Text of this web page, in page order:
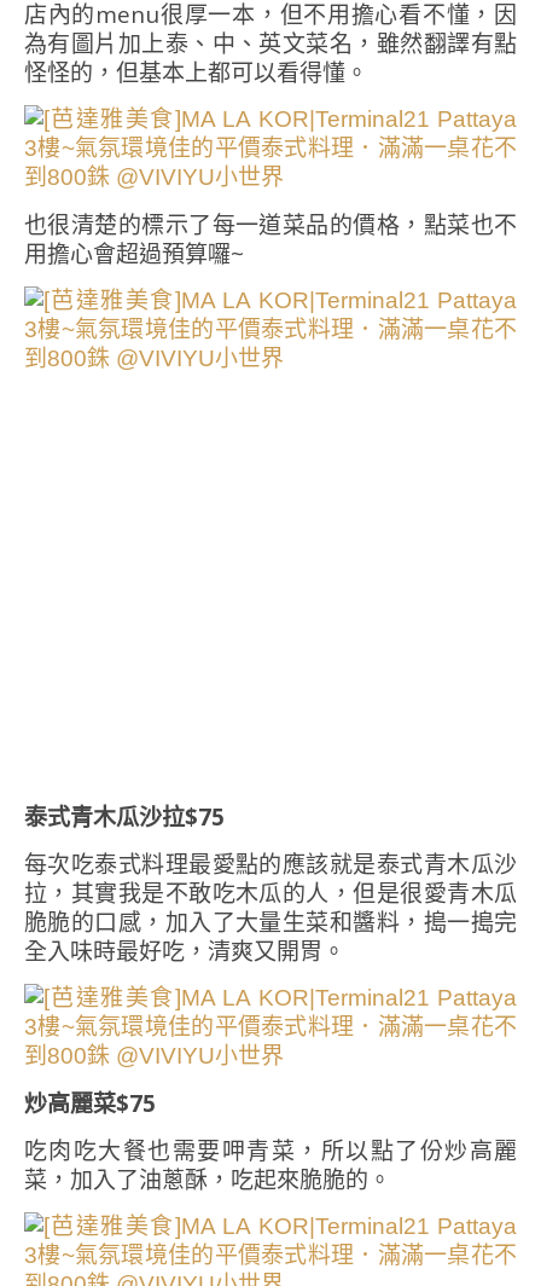
店內的menu很厚一本，但不用擔心看不懂，因
為有圖片加上泰、中、英文菜名，雖然翻譯有點
怪怪的，但基本上都可以看得懂。
也很清楚的標示了每一道菜品的價格，點菜也不
用擔心會超過預算囉~
泰式青木瓜沙拉$75
每次吃泰式料理最愛點的應該就是泰式青木瓜沙
拉，其實我是不敢吃木瓜的人，但是很愛青木瓜
脆脆的口感，加入了大量生菜和醬料，搗一搗完
全入味時最好吃，清爽又開胃。
炒高麗菜$75
吃肉吃大餐也需要呷青菜，所以點了份炒高麗
菜，加入了油蔥酥，吃起來脆脆的。